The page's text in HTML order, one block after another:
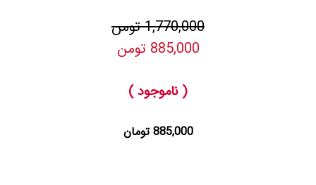
1,770,000 تومن
885,000 تومن
( ناموجود )
885,000 تومان